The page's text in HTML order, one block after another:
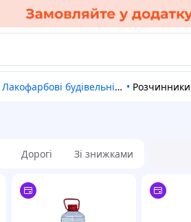
Лакофарбові будівельні матеріали •
Дорогі Зі знижками